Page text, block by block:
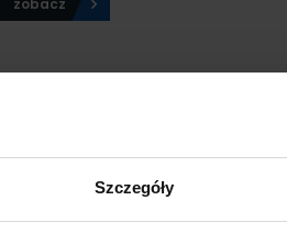
Szczegóły
zobacz
2025-03-05